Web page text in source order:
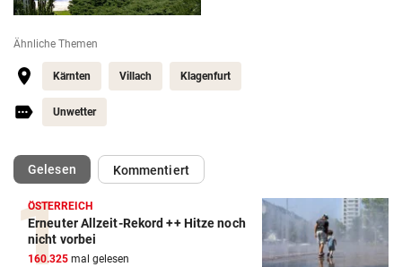
Ähnliche Themen
Kärnten Villach Klagenfurt
Unwetter
Gelesen(ausgewählt)Kommentiert
ÖSTERREICH
Erneuter Allzeit-Rekord ++ Hitze noch
nicht vorbei
160.325 mal gelesen